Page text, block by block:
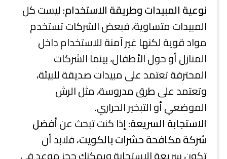
نوعية المبيدات وطريقة الاستخدام:ليست كل
المبيدات متساوية، فبعض الشركات تستخدم
مواد قوية لكنها غير آمنة للاستخدام داخل
المنازل أو حول الأطفال، بينما الشركات
المحترفة تعتمد على مبيدات صديقة للبيئة،
وتعتمد على طرق مدروسة، مثل الرش
الموضعي أو التبخير الحراري.
الاستجابة السريعة:إذا كنت تبحث عنأفضل
شركة مكافحة حشرات بالكويت،فلابد أن